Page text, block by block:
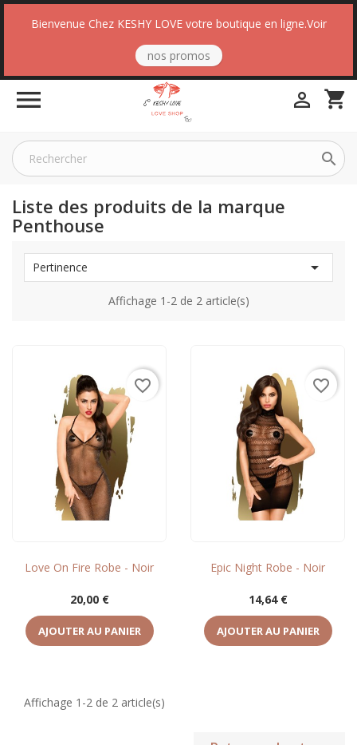
Bienvenue Chez KESHY LOVE votre boutique en ligne.Voir
nos promos
 shopping_cart


Liste des produits de la marque
Penthouse
Pertinence 
Affichage 1-2 de 2 article(s)
Love On Fire Robe - Noir
Prix
20,00 €
AJOUTER AU PANIER
favorite_border
Epic Night Robe - Noir
Prix
14,64 €
AJOUTER AU PANIER
favorite_border
Affichage 1-2 de 2 article(s)